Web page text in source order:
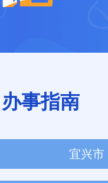
事指南
宜兴市